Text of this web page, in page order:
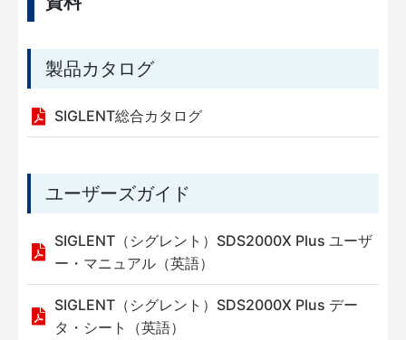
製品カタログ
SIGLENT総合カタログ
ユーザーズガイド
SIGLENT（シグレント）SDS2000X Plus ユーザ
ー・マニュアル（英語）
SIGLENT（シグレント）SDS2000X Plus デー
タ・シート（英語）